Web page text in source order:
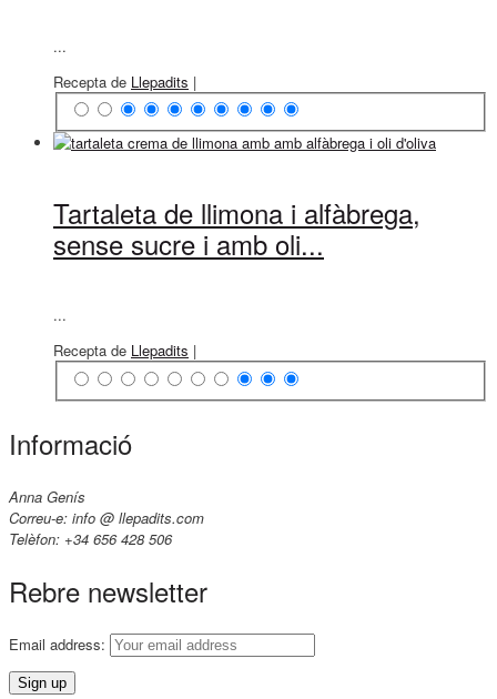
...
Recepta de Llepadits |
Tartaleta de llimona i alfàbrega,
sense sucre i amb oli...
...
Recepta de Llepadits |
Informació
Anna Genís
Correu-e: info @ llepadits.com
Telèfon: +34 656 428 506
Rebre newsletter
Email address: